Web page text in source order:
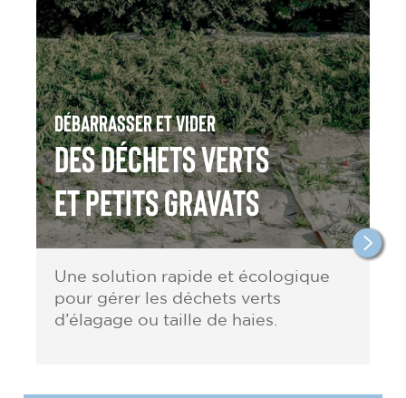
Débarrasser et vider
des Déchets verts
et petits gravats
Une solution rapide et écologique
pour gérer les déchets verts
d’élagage ou taille de haies.